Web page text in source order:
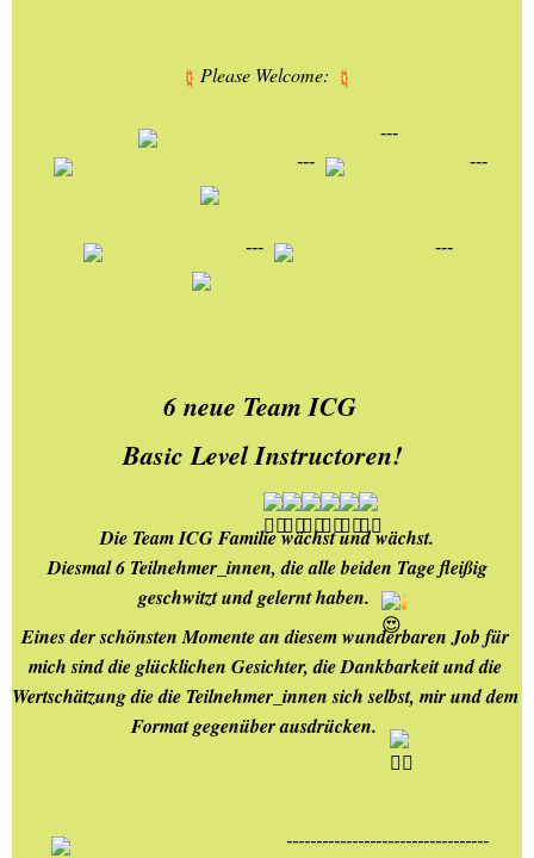
Please Welcome:
---
---
---
--- ---
6 neue Team ICG
Basic Level Instructoren!
Die Team ICG Familie wächst und wächst.
Diesmal 6 Teilnehmer_innen, die alle beiden Tage fleißig
geschwitzt und gelernt haben.
Eines der schönsten Momente an diesem wunderbaren Job für
mich sind die glücklichen Gesichter, die Dankbarkeit und die
Wertschätzung die die Teilnehmer_innen sich selbst, mir und dem
Format gegenüber ausdrücken.
----------------------------------